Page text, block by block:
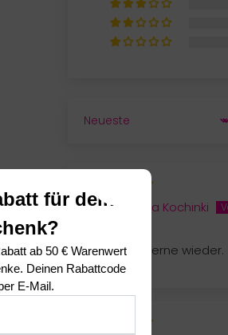
SORT BY
Martina Kochinki
Super Toll! Gerne wieder.
für dein
ab 50 € Warenwert
Deinen Rabattcode
E-Mail.